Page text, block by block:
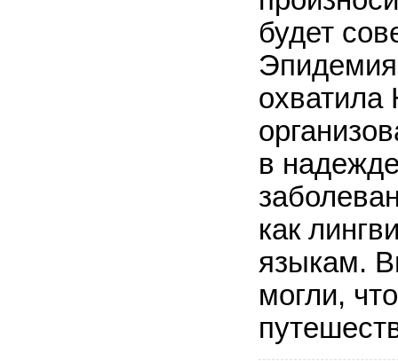
будет
Эпидемия
в
как
языкам.
могли,